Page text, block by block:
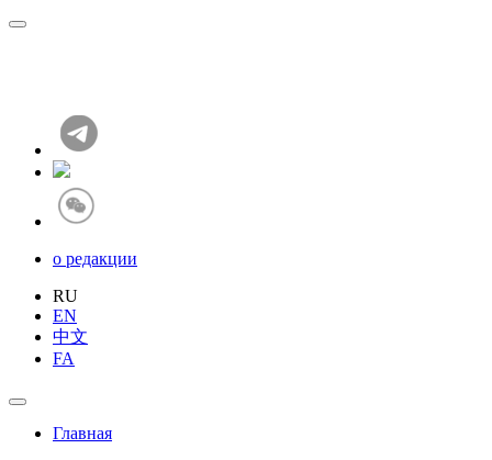
о редакции
RU
EN
中文
FA
Главная